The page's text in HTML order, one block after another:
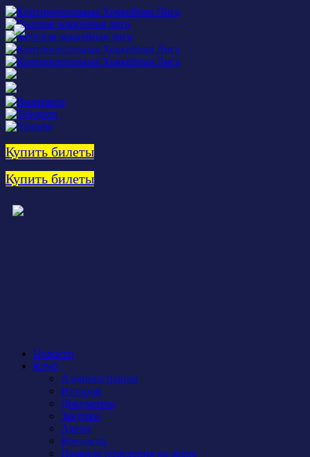
Купить билеты
Купить билеты
Новости
Клуб
Администрация
История
Документы
Закупки
Арена
Контакты
Правила поведения на арене